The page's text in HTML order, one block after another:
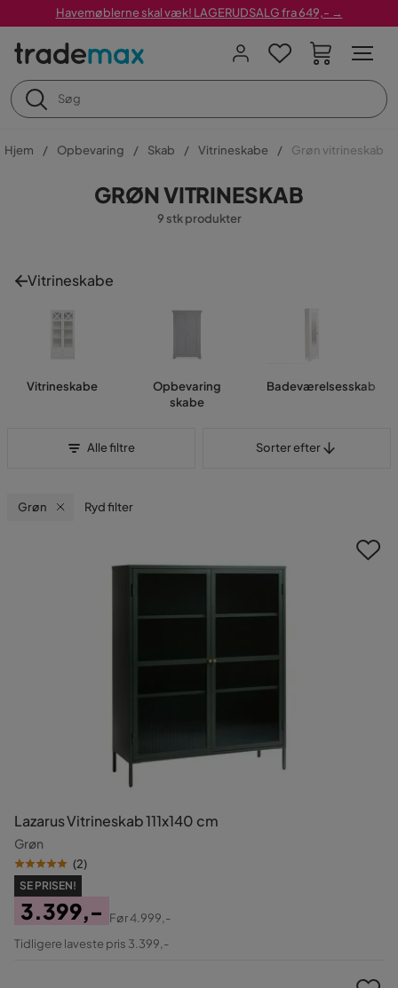
Havemøblerne skal væk! LAGERUDSALG fra 649,- →
Hjem Opbevaring Skab Vitrineskabe Grøn vitrineskab
GRØN VITRINESKAB
9 stk produkter
Vitrineskabe
Vitrineskabe
Opbevaring
skabe
Badeværelsesskab
Alle filtre Sorter efter
Grøn Ryd filter
Lazarus Vitrineskab 111x140 cm
Grøn
(2)
SE PRISEN!
Pris
3.399,-
Original
Før4.999,-
Tidligere laveste pris 3.399,-